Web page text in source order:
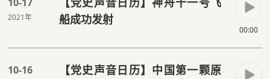
10-17
2021年
船成功发射
00:00
10-16
【党史声音日历】中国第一颗原